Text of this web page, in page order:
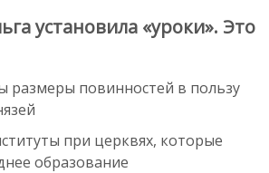
установила «уроки». Это
размеры повинностей в пользу
при церквях, которые
образование